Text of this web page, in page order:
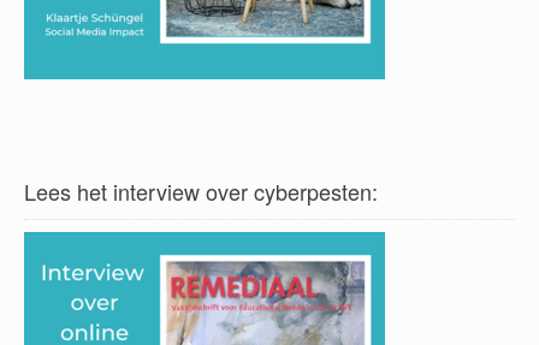
Lees het interview over cyberpesten: